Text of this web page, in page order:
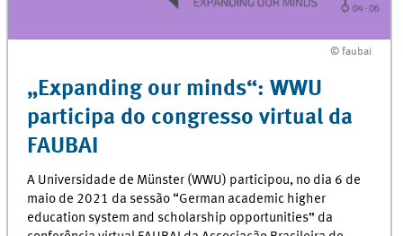
© faubai
© faubai
„Expanding our minds“: WWU
participa do congresso virtual da
FAUBAI
A Universidade de Münster (WWU) participou, no dia 6 de
maio de 2021 da sessão “German academic higher
education system and scholarship opportunities” da